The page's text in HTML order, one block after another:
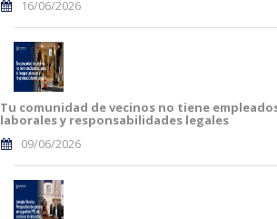
16/06/2026
Tu comunidad de vecinos no tiene
laborales y responsabilidades legales
09/06/2026